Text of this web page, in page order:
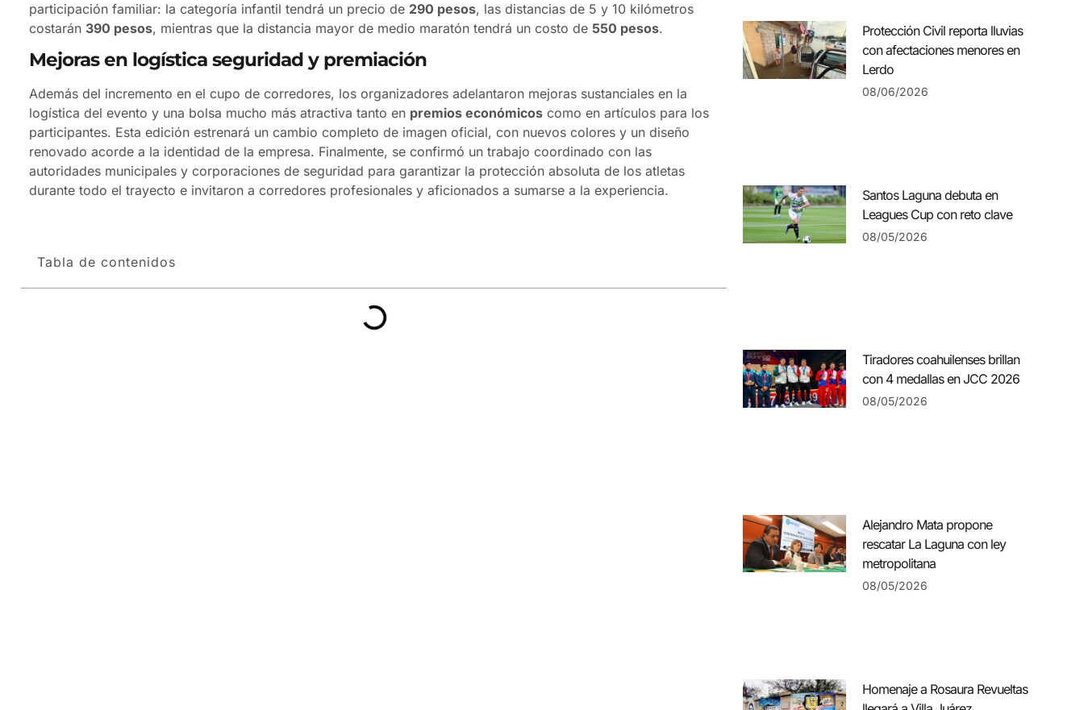
participación familiar: la categoría infantil tendrá un precio de 290 pesos, las distancias de 5 y 10 kilómetros
costarán 390 pesos, mientras que la distancia mayor de medio maratón tendrá un costo de 550 pesos.
Mejoras en logística seguridad y premiación
Además del incremento en el cupo de corredores, los organizadores adelantaron mejoras sustanciales en la
logística del evento y una bolsa mucho más atractiva tanto en premios económicos como en artículos para los
participantes. Esta edición estrenará un cambio completo de imagen oficial, con nuevos colores y un diseño
renovado acorde a la identidad de la empresa. Finalmente, se confirmó un trabajo coordinado con las
autoridades municipales y corporaciones de seguridad para garantizar la protección absoluta de los atletas
durante todo el trayecto e invitaron a corredores profesionales y aficionados a sumarse a la experiencia.
Tabla de contenidos
Protección Civil reporta lluvias
con afectaciones menores en
Lerdo
08/06/2026
Santos Laguna debuta en
Leagues Cup con reto clave
08/05/2026
Tiradores coahuilenses brillan
con 4 medallas en JCC 2026
08/05/2026
Alejandro Mata propone
rescatar La Laguna con ley
metropolitana
08/05/2026
Homenaje a Rosaura Revueltas